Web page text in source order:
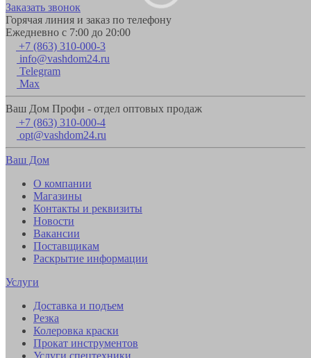
Заказать звонок
Горячая линия и заказ по телефону
Ежедневно с 7:00 до 20:00
+7 (863) 310-000-3
info@vashdom24.ru
Telegram
Max
Ваш Дом Профи - отдел оптовых продаж
+7 (863) 310-000-4
opt@vashdom24.ru
Ваш Дом
О компании
Магазины
Контакты и реквизиты
Новости
Вакансии
Поставщикам
Раскрытие информации
Услуги
Доставка и подъем
Резка
Колеровка краски
Прокат инструментов
Услуги спецтехники